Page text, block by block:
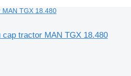
tractor MAN TGX 18.480